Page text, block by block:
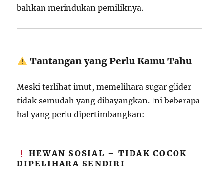
bahkan merindukan pemiliknya.
Tantangan yang Perlu Kamu Tahu
Meski terlihat imut, memelihara sugar glider
tidak semudah yang dibayangkan. Ini beberapa
hal yang perlu dipertimbangkan:
HEWAN SOSIAL – TIDAK COCOK
DIPELIHARA SENDIRI